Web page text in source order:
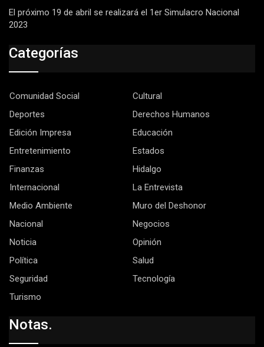
El próximo 19 de abril se realizará el 1er Simulacro Nacional
2023
Categorías
Comunidad Social
Cultural
Deportes
Derechos Humanos
Edición Impresa
Educación
Entretenimiento
Estados
Finanzas
Hidalgo
Internacional
La Entrevista
Medio Ambiente
Muro del Deshonor
Nacional
Negocios
Noticia
Opinión
Política
Salud
Seguridad
Tecnología
Turismo
Notas.